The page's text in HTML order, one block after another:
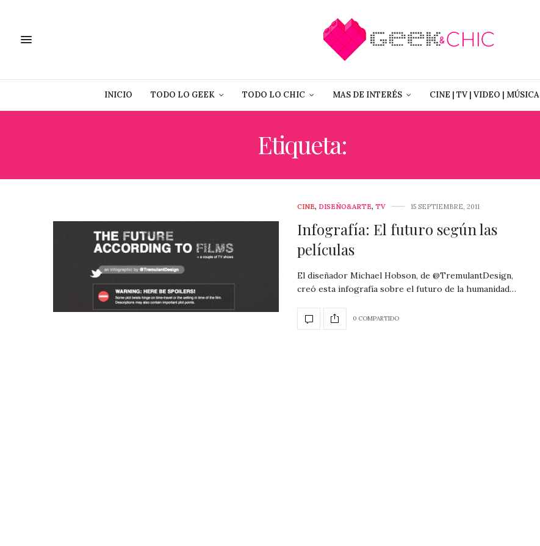
INICIO TODO LO GEEK TODO LO CHIC MAS DE INTERÉS CINE | TV | VIDEO | MÚSICA
Etiqueta:
CINE, DISEÑO&ARTE, TV 15 SEPTIEMBRE, 2011
Infografía: El futuro según las
películas
El diseñador Michael Hobson, de @TremulantDesign,
creó esta infografía sobre el futuro de la humanidad…
0 COMPARTIDO